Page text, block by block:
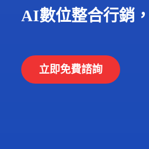
AI數位整合行銷
立即免費諮詢